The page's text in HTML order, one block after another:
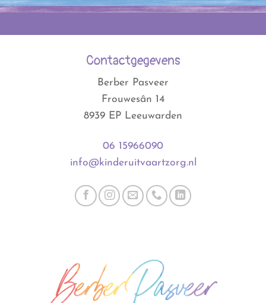
Contactgegevens
Berber Pasveer
Frouwesân 14
8939 EP Leeuwarden
06 15966090
info@kinderuitvaartzorg.nl